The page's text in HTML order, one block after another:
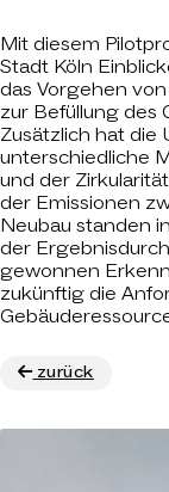
Mit diesem
Stadt Köln
das Vorgehen
zur Befüllung des
Zusätzlich hat die
unterschiedliche
und der
der Emissionen
Neubau standen
der
gewonnen
zukünftig die
zurück